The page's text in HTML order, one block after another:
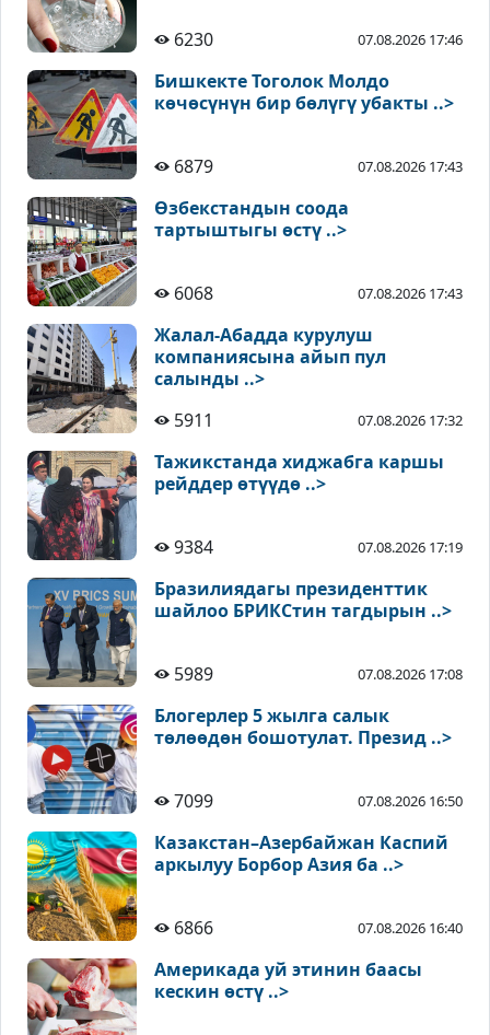
6230 07.08.2026 17:46
Бишкекте Тоголок Молдо
көчөсүнүн бир бөлүгү убакты ..>
6879 07.08.2026 17:43
Өзбекстандын соода
тартыштыгы өстү ..>
6068 07.08.2026 17:43
Жалал-Абадда курулуш
компаниясына айып пул
салынды ..>
5911
07.08.2026 17:32
Тажикстанда хиджабга каршы
рейддер өтүүдө ..>
9384 07.08.2026 17:19
Бразилиядагы президенттик
шайлоо БРИКСтин тагдырын ..>
5989 07.08.2026 17:08
Блогерлер 5 жылга салык
төлөөдөн бошотулат. Презид ..>
7099 07.08.2026 16:50
Казакстан–Азербайжан Каспий
аркылуу Борбор Азия ба ..>
6866 07.08.2026 16:40
Америкада уй этинин баасы
кескин өстү ..>